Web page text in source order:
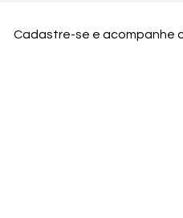
Cadastre-se e acompanhe